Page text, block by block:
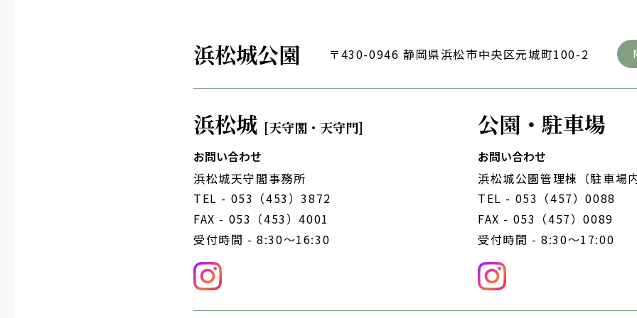
浜松城公園 〒430-0946 静岡県浜松市中央区元城町100-2
浜松城 [天守閣・天守門]
お問い合わせ
浜松城天守閣事務所
TEL - 053（453）3872
FAX - 053（453）4001
受付時間 - 8:30～16:30
公園・駐車場
お問い合わせ
浜松城公園管理棟（駐車場内
TEL - 053（457）0088
FAX - 053（457）0089
受付時間 - 8:30～17:00